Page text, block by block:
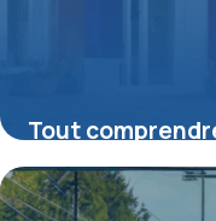
Tout
l’Écologie